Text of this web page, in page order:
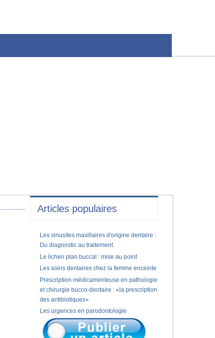
Articles populaires
Les sinusites maxillaires d'origine dentaire :
Du diagnostic au traitement
Le lichen plan buccal : mise au point
Les soins dentaires chez la femme enceinte
Prescription médicamenteuse en pathologie
et chirurgie bucco-dentaire : «la prescription
des antibiotiques»
Les urgences en parodontologie